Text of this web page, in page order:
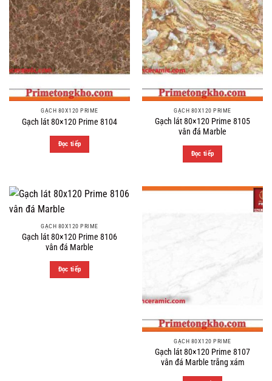
GẠCH 80X120 PRIME
Gạch lát 80×120 Prime 8104
Đọc tiếp
GẠCH 80X120 PRIME
Gạch lát 80×120 Prime 8105
vân đá Marble
Đọc tiếp
GẠCH 80X120 PRIME
Gạch lát 80×120 Prime 8106
vân đá Marble
Đọc tiếp
GẠCH 80X120 PRIME
Gạch lát 80×120 Prime 8107
vân đá Marble trắng xám